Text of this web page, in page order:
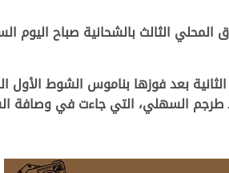
بعد فوزها بناموس الشوط